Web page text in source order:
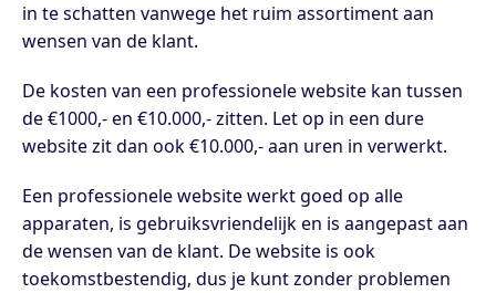
in te schatten vanwege het ruim assortiment aan
wensen van de klant.
De kosten van een professionele website kan tussen
de €1000,- en €10.000,- zitten. Let op in een dure
website zit dan ook €10.000,- aan uren in verwerkt.
Een professionele website werkt goed op alle
apparaten, is gebruiksvriendelijk en is aangepast aan
de wensen van de klant. De website is ook
toekomstbestendig, dus je kunt zonder problemen